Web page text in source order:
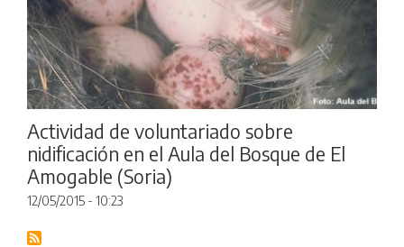
Actividad de voluntariado sobre
nidificación en el Aula del Bosque de El
Amogable (Soria)
12/05/2015 - 10:23